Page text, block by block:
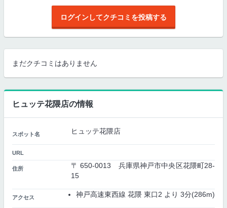
ログインしてクチコミを投稿する
まだクチコミはありません
ヒュッテ花隈店の情報
スポット名 ヒュッテ花隈店
URL
住所
〒 650-0013 兵庫県神戸市中央区花隈町28-
15
アクセス 神戸高速東西線 花隈 東口2 より 3分(286m)